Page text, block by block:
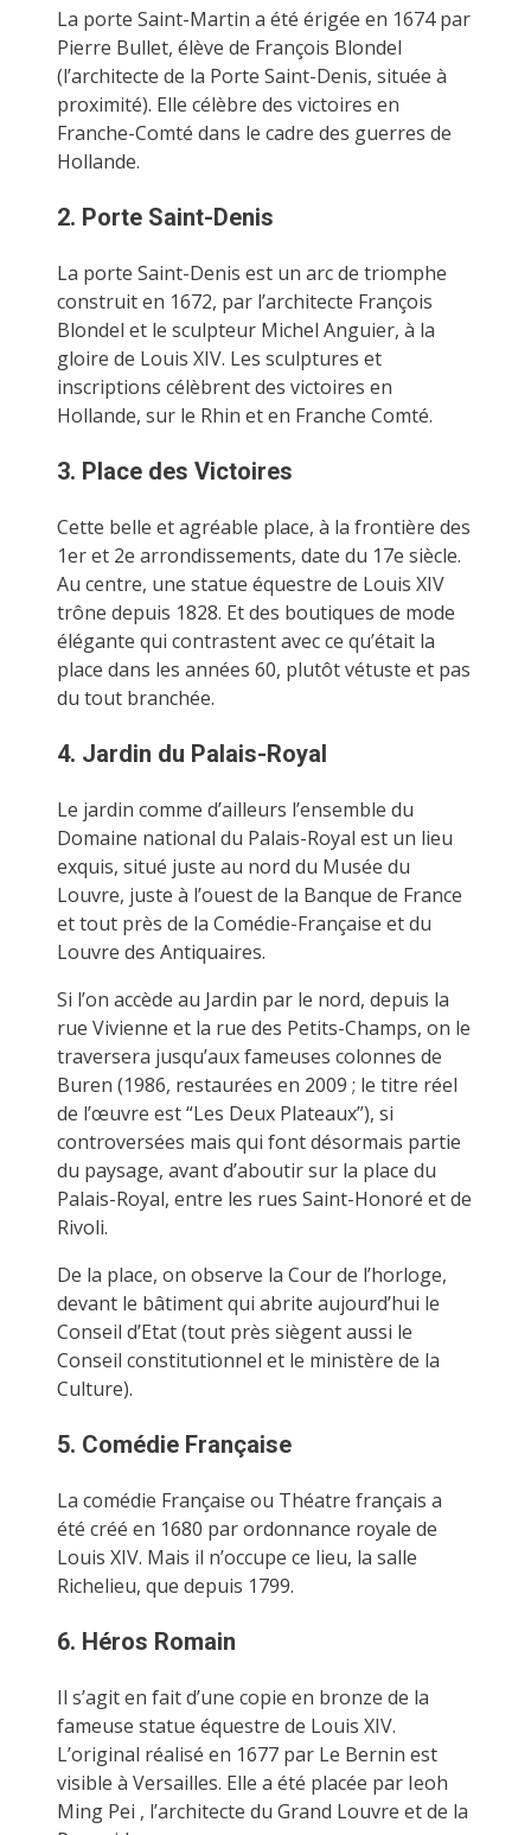
La porte Saint-Martin a été érigée en 1674 par
Pierre Bullet, élève de François Blondel
(l’architecte de la Porte Saint-Denis, située à
proximité). Elle célèbre des victoires en
Franche-Comté dans le cadre des guerres de
Hollande.
2. Porte Saint-Denis
La porte Saint-Denis est un arc de triomphe
construit en 1672, par l’architecte François
Blondel et le sculpteur Michel Anguier, à la
gloire de Louis XIV. Les sculptures et
inscriptions célèbrent des victoires en
Hollande, sur le Rhin et en Franche Comté.
3. Place des Victoires
Cette belle et agréable place, à la frontière des
1er et 2e arrondissements, date du 17e siècle.
Au centre, une statue équestre de Louis XIV
trône depuis 1828. Et des boutiques de mode
élégante qui contrastent avec ce qu’était la
place dans les années 60, plutôt vétuste et pas
du tout branchée.
4. Jardin du Palais-Royal
Le jardin comme d’ailleurs l’ensemble du
Domaine national du Palais-Royal est un lieu
exquis, situé juste au nord du Musée du
Louvre, juste à l’ouest de la Banque de France
et tout près de la Comédie-Française et du
Louvre des Antiquaires.
Si l’on accède au Jardin par le nord, depuis la
rue Vivienne et la rue des Petits-Champs, on le
traversera jusqu’aux fameuses colonnes de
Buren (1986, restaurées en 2009 ; le titre réel
de l’œuvre est “Les Deux Plateaux”), si
controversées mais qui font désormais partie
du paysage, avant d’aboutir sur la place du
Palais-Royal, entre les rues Saint-Honoré et de
Rivoli.
De la place, on observe la Cour de l’horloge,
devant le bâtiment qui abrite aujourd’hui le
Conseil d’Etat (tout près siègent aussi le
Conseil constitutionnel et le ministère de la
Culture).
5. Comédie Française
La comédie Française ou Théatre français a
été créé en 1680 par ordonnance royale de
Louis XIV. Mais il n’occupe ce lieu, la salle
Richelieu, que depuis 1799.
6. Héros Romain
Il s’agit en fait d’une copie en bronze de la
fameuse statue équestre de Louis XIV.
L’original réalisé en 1677 par Le Bernin est
visible à Versailles. Elle a été placée par Ieoh
Ming Pei , l’architecte du Grand Louvre et de la